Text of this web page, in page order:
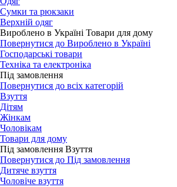
Сумки та рюкзаки
Верхній одяг
Вироблено в Україні Товари для дому
Повернутися до Вироблено в Україні
Господарські товари
Техніка та електроніка
Під замовлення
Повернутися до всіх категорій
Взуття
Дітям
Жінкам
Чоловікам
Товари для дому
Під замовлення Взуття
Повернутися до Під замовлення
Дитяче взуття
Чоловіче взуття